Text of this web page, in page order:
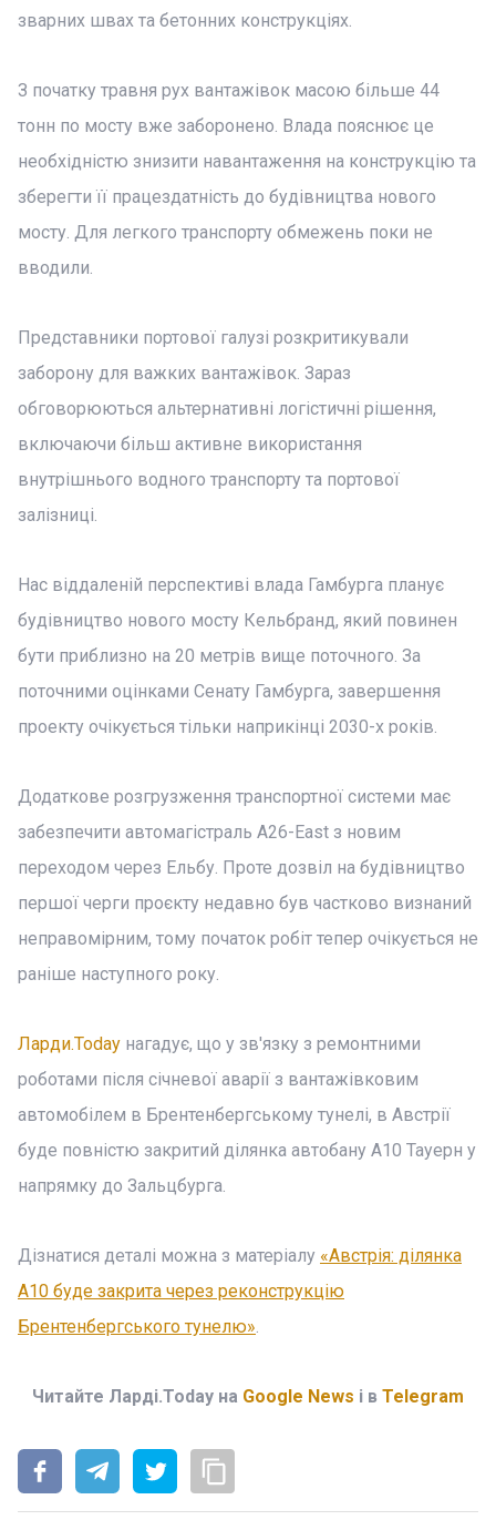
зварних швах та бетонних конструкціях.
З початку травня рух вантажівок масою більше 44
тонн по мосту вже заборонено. Влада пояснює це
необхідністю знизити навантаження на конструкцію та
зберегти її працездатність до будівництва нового
мосту. Для легкого транспорту обмежень поки не
вводили.
Представники портової галузі розкритикували
заборону для важких вантажівок. Зараз
обговорюються альтернативні логістичні рішення,
включаючи більш активне використання
внутрішнього водного транспорту та портової
залізниці.
Нас віддаленій перспективі влада Гамбурга планує
будівництво нового мосту Кельбранд, який повинен
бути приблизно на 20 метрів вище поточного. За
поточними оцінками Сенату Гамбурга, завершення
проекту очікується тільки наприкінці 2030-х років.
Додаткове розгрузження транспортної системи має
забезпечити автомагістраль A26-East з новим
переходом через Ельбу. Проте дозвіл на будівництво
першої черги проєкту недавно був частково визнаний
неправомірним, тому початок робіт тепер очікується не
раніше наступного року.
Ларди.Today нагадує, що у зв'язку з ремонтними
роботами після січневої аварії з вантажівковим
автомобілем в Брентенбергському тунелі, в Австрії
буде повністю закритий ділянка автобану A10 Тауерн у
напрямку до Зальцбурга.
Дізнатися деталі можна з матеріалу «Австрія: ділянка
A10 буде закрита через реконструкцію
Брентенбергського тунелю».
Читайте Ларді.Today на Google News і в Telegram